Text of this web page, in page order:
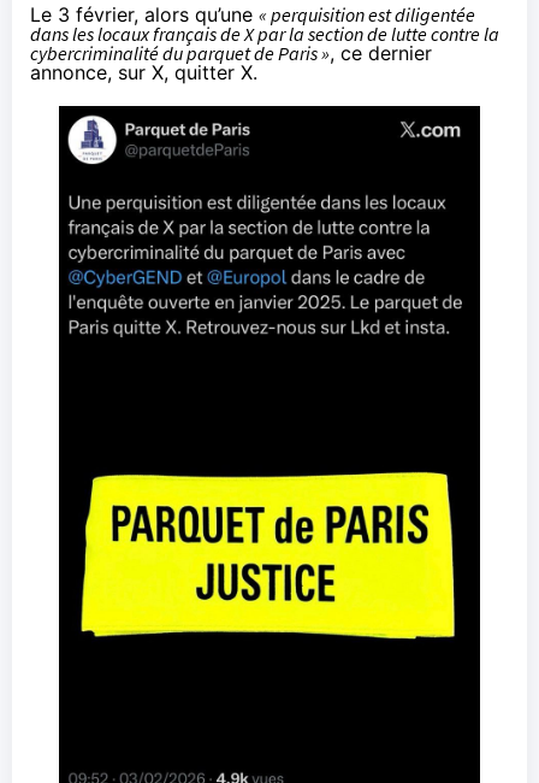
Le 3 février, alors qu’une « perquisition est diligentée
dans les locaux français de X par la section de lutte contre la
cybercriminalité du parquet de Paris », ce dernier
annonce, sur X, quitter X.